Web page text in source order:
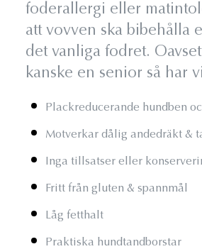
foderallergi eller
att vovven ska bibehålla
det vanliga fodret.
kanske en senior så har
Plackreducerande hundben
Motverkar dålig andedräkt &
Inga tillsatser eller
Fritt från gluten & spannmål
Låg fetthalt
Praktiska hundtandborstar